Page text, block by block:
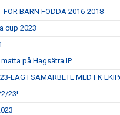
FÖR BARN FÖDDA 2016-2018
cup 2023
på Hagsätra IP
LAG I SAMARBETE MED FK
23!